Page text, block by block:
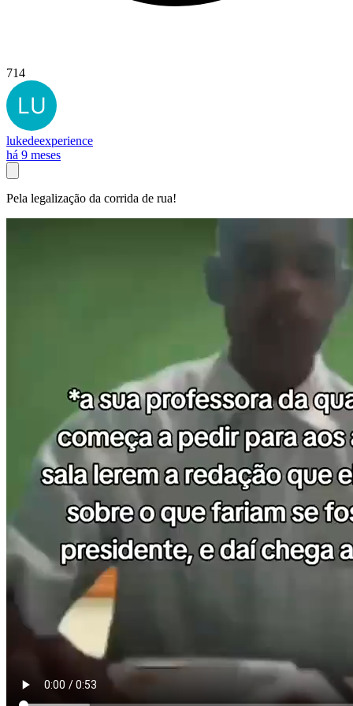
714
lukedeexperience
há 9 meses
Pela legalização da corrida de rua!